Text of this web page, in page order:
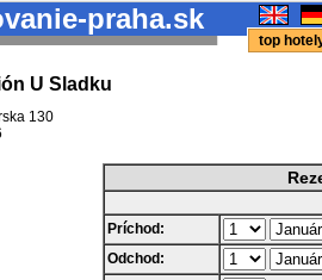
praha.sk
top
U Sladku
130
Príchod:
Odchod: